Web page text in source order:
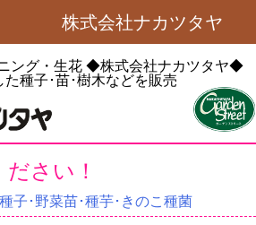
株式会社ナカツタヤ
ング・生花◆株式会社ナカツタヤ◆
種子･苗･樹木などを販売
さい！
子･野菜苗･種芋･きのこ種菌